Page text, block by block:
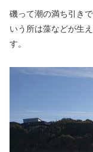
磯って潮の満ち引き
いう所は藻などが生
す。